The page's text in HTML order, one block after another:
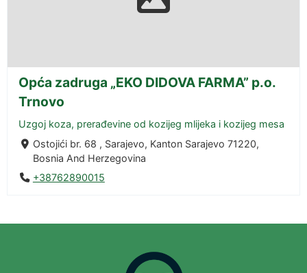
Opća zadruga „EKO DIDOVA FARMA” p.o.
Trnovo
Uzgoj koza, prerađevine od kozijeg mlijeka i kozijeg mesa
Ostojići br. 68 , Sarajevo, Kanton Sarajevo 71220,
Bosnia And Herzegovina
+38762890015